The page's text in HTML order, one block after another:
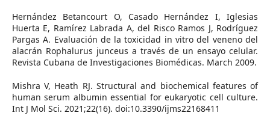
Hernández Betancourt O, Casado Hernández I, Iglesias
Huerta E, Ramírez Labrada A, del Risco Ramos J, Rodríguez
Pargas A. Evaluación de la toxicidad in vitro del veneno del
alacrán Rophalurus junceus a través de un ensayo celular.
Revista Cubana de Investigaciones Biomédicas. March 2009.
Mishra V, Heath RJ. Structural and biochemical features of
human serum albumin essential for eukaryotic cell culture.
Int J Mol Sci. 2021;22(16). doi:10.3390/ijms22168411